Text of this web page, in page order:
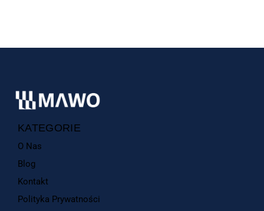
KATEGORIE
O Nas
Blog
Kontakt
Polityka Prywatności